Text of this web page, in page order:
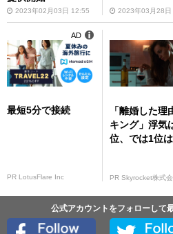
2023年02月03日 12:55 2023年03月28日
最短5分で接続
PR LotusFlare Inc
AD
「離婚した理
キング」浮気
位、では1位は
PR Skyrocket株式
公式アカウントをフォローして